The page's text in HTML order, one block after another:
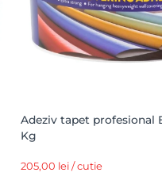
Adeziv tapet profesional
Kg
205,00 lei / cutie